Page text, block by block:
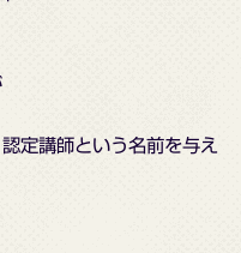
定講師という名前を与え